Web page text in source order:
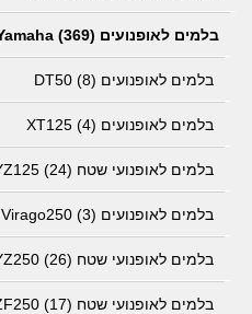
בלמים לאופנועים Yamaha (369)
בלמים לאופנועים DT50 (8)
בלמים לאופנועים XT125 (4)
בלמים לאופנועי שטח YZ125 (24)
בלמים לאופנועים Virago250 (3)
בלמים לאופנועי שטח YZ250 (26)
בלמים לאופנועי שטח YZF250 (17)